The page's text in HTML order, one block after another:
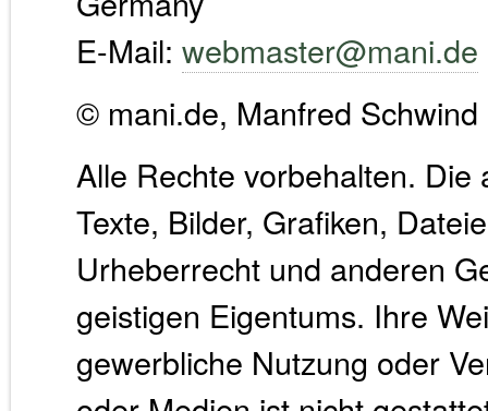
E-Mail: webmaster@mani.de
© mani.de, Manfred
Alle Rechte vorbehalten.
Texte, Bilder, Grafiken,
Urheberrecht und anderen
geistigen Eigentums. Ihre
gewerbliche Nutzung oder